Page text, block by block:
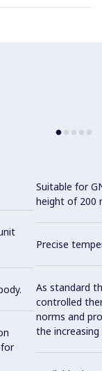
Suitable for
height of 200
Precise
As standard
controlled
norms and
the